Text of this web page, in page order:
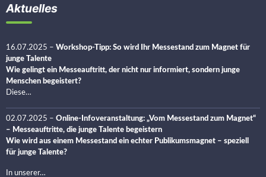
Aktuelles
16.07.2025 – Workshop-Tipp: So wird Ihr Messestand zum Magnet für
junge Talente
Wie gelingt ein Messeauftritt, der nicht nur informiert, sondern junge
Menschen begeistert?
Diese…
02.07.2025 – Online-Infoveranstaltung: „Vom Messestand zum Magnet“
– Messeauftritte, die junge Talente begeistern
Wie wird aus einem Messestand ein echter Publikumsmagnet – speziell
für junge Talente?
In unserer…